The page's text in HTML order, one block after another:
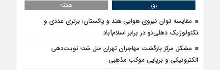
روز
هفته
مقایسه توان نیروی هوایی هند و پاکستان؛ برتری عددی و
تکنولوژیک دهلی‌نو در برابر اسلام‌آباد
مشکل مرکز بازگشت مهاجران تهران حل شد؛ نوبت‌دهی
الکترونیکی و برپایی موکب مذهبی